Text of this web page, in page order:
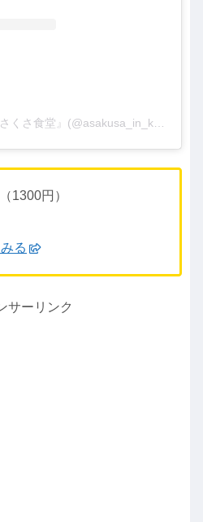
鎌倉なのにあさくさ『あさくさ食堂』(@asakusa_in_kamakura)がシェアした投稿
1300円）
る
サーリンク